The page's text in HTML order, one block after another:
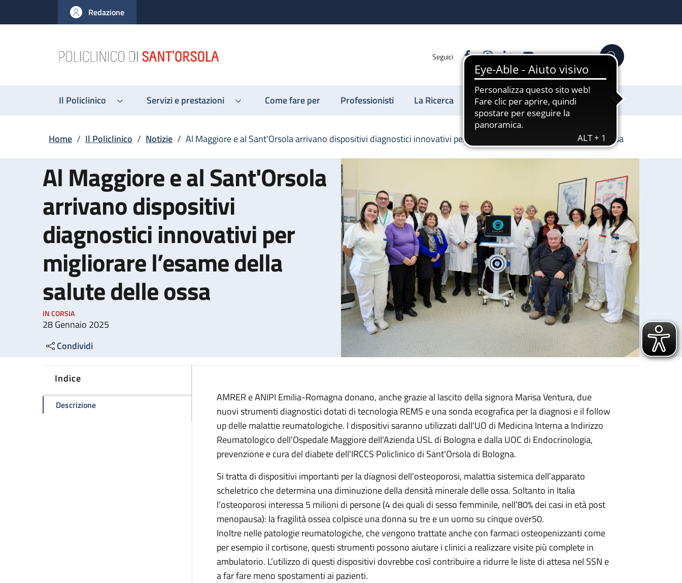
al contenuto principale
to footer content
Redazione
Seguici FacebookInstagram
LinkedinYouTube Cerca
Il Policlinico Servizi e prestazioni Come fare per Professionisti La Ricerca Sostienici
Briciole di pane
Home / Il Policlinico / Notizie / Al Maggiore e al Sant'Orsola arrivano dispositivi diagnostici innovativi per migliorare l’esame della salute delle ossa
Al Maggiore e al Sant'Orsola
arrivano dispositivi
diagnostici innovativi per
migliorare l’esame della
salute delle ossa
IN CORSIA
28 Gennaio 2025
Condividi
Indice
Descrizionedella pagina Al Maggiore e al Sant'Orsola arrivano dispositivi diagnostici innovativi per migliorare l’esame della salute delle ossa
AMRER e ANIPI Emilia-Romagna donano, anche grazie al lascito della signora Marisa Ventura, due
nuovi strumenti diagnostici dotati di tecnologia REMS e una sonda ecografica per la diagnosi e il follow
up delle malattie reumatologiche. I dispositivi saranno utilizzati dall'UO di Medicina Interna a Indirizzo
Reumatologico dell'Ospedale Maggiore dell'Azienda USL di Bologna e dalla UOC di Endocrinologia,
prevenzione e cura del diabete dell'IRCCS Policlinico di Sant'Orsola di Bologna.
Si tratta di dispositivi importanti per la diagnosi dell’osteoporosi, malattia sistemica dell’apparato
scheletrico che determina una diminuzione della densità minerale delle ossa. Soltanto in Italia
l’osteoporosi interessa 5 milioni di persone (4 dei quali di sesso femminile, nell’80% dei casi in età post
menopausa): la fragilità ossea colpisce una donna su tre e un uomo su cinque over50.
Inoltre nelle patologie reumatologiche, che vengono trattate anche con farmaci osteopenizzanti come
per esempio il cortisone, questi strumenti possono aiutare i clinici a realizzare visite più complete in
ambulatorio. L’utilizzo di questi dispositivi dovrebbe così contribuire a ridurre le liste di attesa nel SSN e
a far fare meno spostamenti ai pazienti.